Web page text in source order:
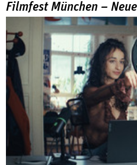
Filmfest München –